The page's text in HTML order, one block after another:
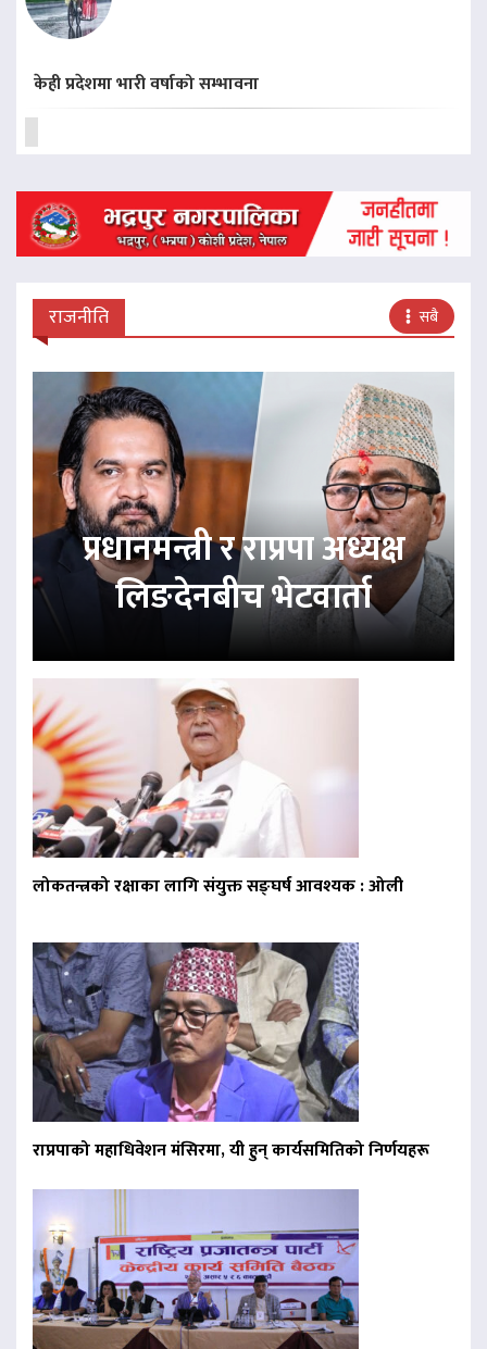
केही प्रदेशमा भारी वर्षाको सम्भावना
राजनीति सबै
प्रधानमन्त्री र राप्रपा अध्यक्ष
लिङदेनबीच भेटवार्ता
लोकतन्त्रको रक्षाका लागि संयुक्त सङ्घर्ष आवश्यक : ओली
राप्रपाको महाधिवेशन मंसिरमा, यी हुन् कार्यसमितिको निर्णयहरू